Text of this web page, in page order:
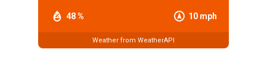
48 % 10 mph
Weather from WeatherAPI